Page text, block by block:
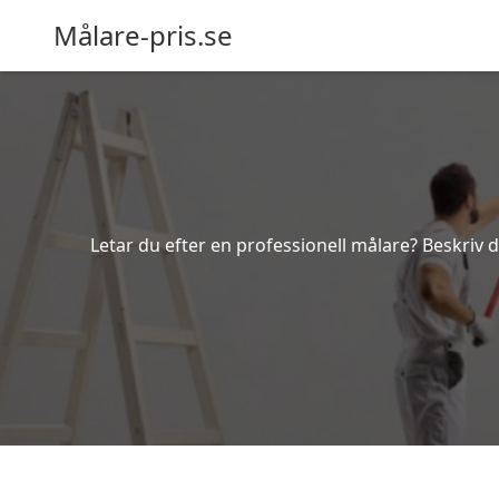
Målare-pris.se
Letar du efter en professionell målare?